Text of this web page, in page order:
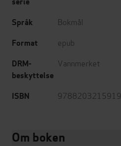
Språk
Bokmål
Format epub
DRM-
beskyttelse
Vannmerket
ISBN 9788203215919
Om boken